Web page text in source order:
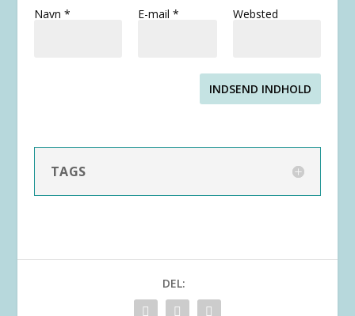
Navn * E-mail * Websted
INDSEND INDHOLD
TAGS
DEL: